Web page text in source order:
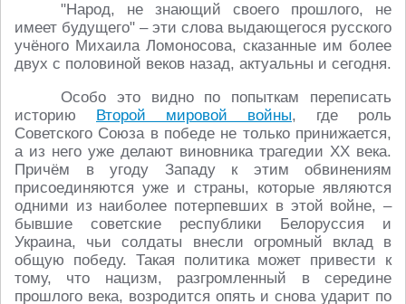
"Народ, не знающий своего прошлого, не
имеет будущего" – эти слова выдающегося русского
учёного Михаила Ломоносова, сказанные им более
двух с половиной веков назад, актуальны и сегодня.
Особо это видно по попыткам переписать
историю Второй мировой войны, где роль
Советского Союза в победе не только принижается,
а из него уже делают виновника трагедии XX века.
Причём в угоду Западу к этим обвинениям
присоединяются уже и страны, которые являются
одними из наиболее потерпевших в этой войне, –
бывшие советские республики Белоруссия и
Украина, чьи солдаты внесли огромный вклад в
общую победу. Такая политика может привести к
тому, что нацизм, разгромленный в середине
прошлого века, возродится опять и снова ударит по